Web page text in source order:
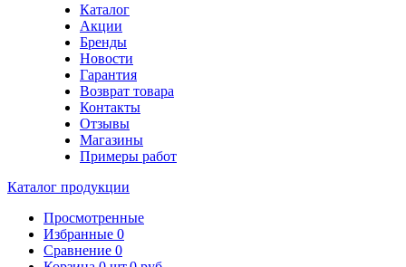
Каталог
Акции
Бренды
Новости
Гарантия
Возврат товара
Контакты
Отзывы
Магазины
Примеры работ
Каталог продукции
Просмотренные
Избранные 0
Сравнение 0